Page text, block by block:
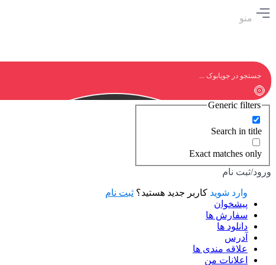
منو
Generic filters
Search in title
Exact matches only
ورود/ثبت نام
وارد شوید کاربر جدید هستید؟ ثبت نام
پیشخوان
سفارش ها
دانلود ها
آدرس
علاقه مندی ها
اعلانات من